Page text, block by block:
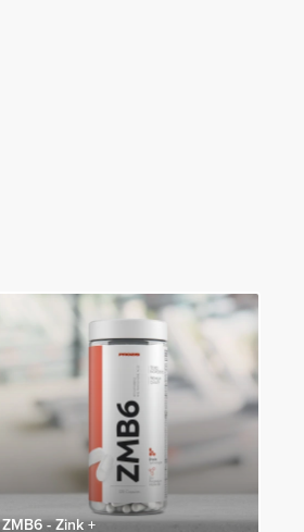
ZMB6 - Zink +